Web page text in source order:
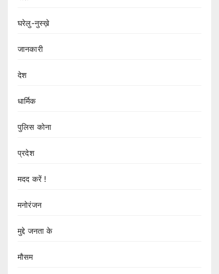
घरेलु-नुस्ख़े
जानकारी
देश
धार्मिक
पुलिस कोना
प्रदेश
मदद करें !
मनोरंजन
मुद्दे जनता के
मौसम